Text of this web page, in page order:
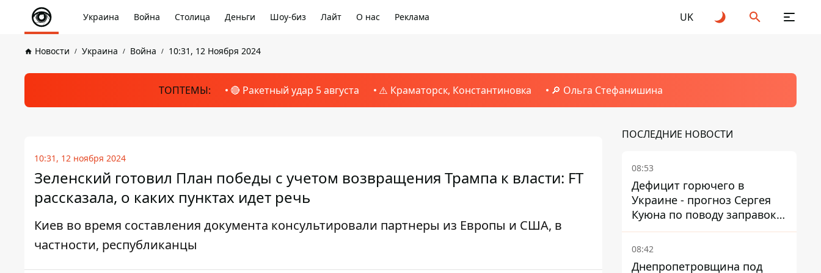
Украина Война Столица Деньги Шоу-биз Лайт О нас Реклама UK
Новости Украина Война 10:31, 12 Ноября 2024
ТОПТЕМЫ: 🔴 Ракетный удар 5 августа ⚠️ Краматорск, Константиновка 🔎 Ольга Стефанишина
10:31, 12 ноября 2024
Зеленский готовил План победы с учетом возвращения Трампа к власти: FT
рассказала, о каких пунктах идет речь
Киев во время составления документа консультировали партнеры из Европы и США, в
частности, республиканцы
ПОСЛЕДНИЕ НОВОСТИ
08:53
Дефицит горючего в
Украине - прогноз Сергея
Куюна по поводу заправок и
очередей
08:42
Днепропетровщина под